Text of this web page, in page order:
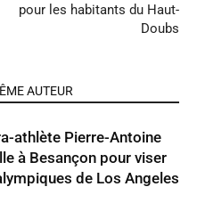
pour les habitants du Haut-
Doubs
AUTEUR
athlète Pierre-Antoine
à Besançon pour viser
de Los Angeles